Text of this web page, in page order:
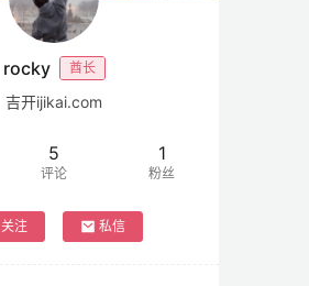
rocky 酋长
吉开ijikai.com
5
评论
1
粉丝
关注 私信